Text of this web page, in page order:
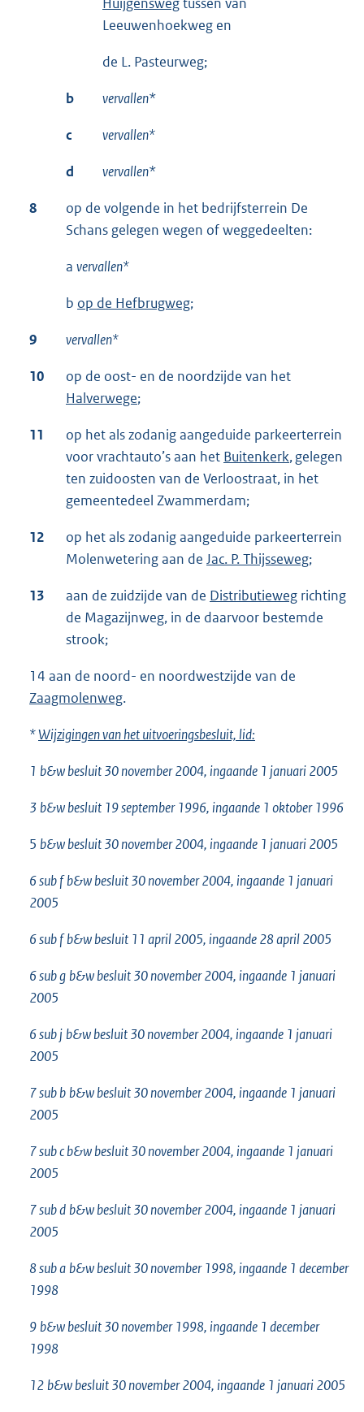
Leeuwenhoekweg en
de L. Pasteurweg;
b vervallen*
c vervallen*
d vervallen*
8
op de volgende in het bedrijfsterrein De
Schans gelegen wegen of weggedeelten:
a vervallen*
b op de Hefbrugweg;
9 vervallen*
10
op de oost- en de noordzijde van het
Halverwege;
11
op het als zodanig aangeduide parkeerterrein
voor vrachtauto’s aan het Buitenkerk, gelegen
ten zuidoosten van de Verloostraat, in het
gemeentedeel Zwammerdam;
12
op het als zodanig aangeduide parkeerterrein
Molenwetering aan de Jac. P.Thijsseweg;
13 aan de zuidzijde van de Distributieweg richting
de Magazijnweg, in de daarvoor bestemde
strook;
14 aan de noord- en noordwestzijde van de
Zaagmolenweg.
*Wijzigingen van het uitvoeringsbesluit, lid:
1 b&w besluit 30 november 2004, ingaande 1 januari 2005
3b&w besluit 19 september 1996, ingaande 1 oktober 1996
5 b&w besluit 30 november 2004, ingaande 1 januari 2005
6 sub fb&w besluit 30 november 2004, ingaande 1 januari
2005
6 sub fb&w besluit 11 april 2005, ingaande 28 april 2005
6 sub gb&w besluit 30 november 2004, ingaande 1 januari
2005
6 sub jb&w besluit 30 november 2004, ingaande 1 januari
2005
7 sub bb&w besluit 30 november 2004, ingaande 1 januari
2005
7 sub cb&w besluit 30 november 2004, ingaande 1 januari
2005
7 sub db&w besluit 30 november 2004, ingaande 1 januari
2005
8 sub ab&w besluit 30 november 1998, ingaande 1 december
1998
9b&w besluit 30 november 1998, ingaande 1 december
1998
12b&w besluit 30 november 2004, ingaande 1 januari 2005